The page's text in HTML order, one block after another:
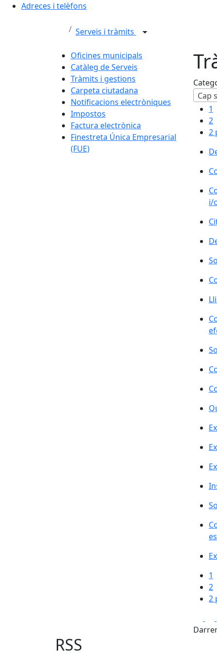
Adreces i telèfons
Serveis i tràmits
Oficines municipals
Catàleg de Serveis
Tràmits i gestions
Carpeta ciutadana
Notificacions electròniques
Impostos
Factura electrònica
Finestreta Única Empresarial
(FUE)
Cap
1
2
2
i/
1
2
2
RSS